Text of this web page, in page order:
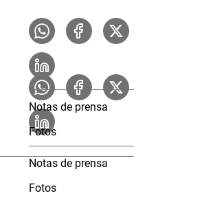
Notas de prensa
Fotos
Notas de prensa
Fotos